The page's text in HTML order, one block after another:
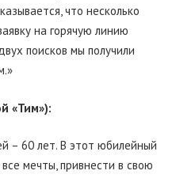
что несколько
на горячую линию
поисков мы получили
«Тим»):
– 60 лет. В этот юбилейный
мечты, привнести в свою